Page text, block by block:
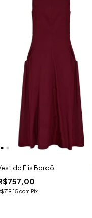
Elis Bordô
com Pix